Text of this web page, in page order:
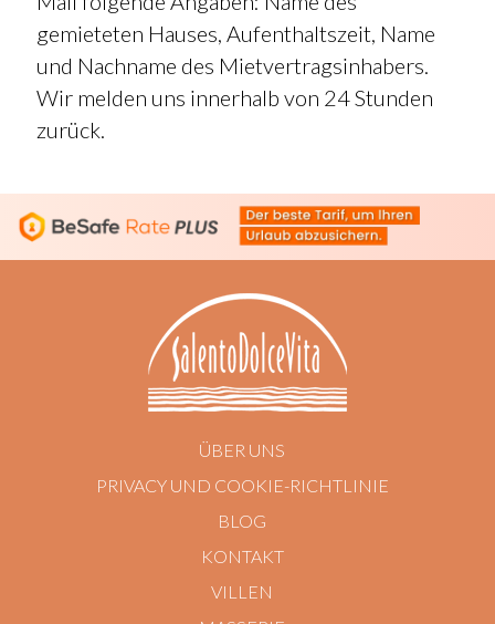
gemieteten Hauses, Aufenthaltszeit, Name
und Nachname des Mietvertragsinhabers.
Wir melden uns innerhalb von 24 Stunden
zurück.
ÜBER UNS
PRIVACY UND COOKIE-RICHTLINIE
BLOG
KONTAKT
VILLEN